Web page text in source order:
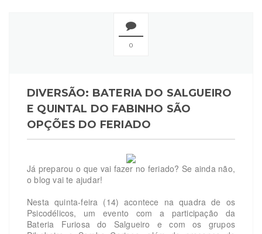
0
DIVERSÃO: BATERIA DO SALGUEIRO
E QUINTAL DO FABINHO SÃO
OPÇÕES DO FERIADO
Já preparou o que vai fazer no feriado? Se ainda não,
o blog vai te ajudar!
Nesta quinta-feira (14) acontece na quadra de os
Psicodélicos, um evento com a participação da
Bateria Furiosa do Salgueiro e com os grupos